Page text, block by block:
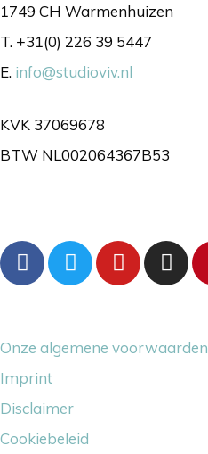
1749 CH Warmenhuizen
T. +31(0) 226 39 5447
E. info@studioviv.nl
KVK 37069678
BTW NL002064367B53
Onze algemene voorwaarden
Imprint
Disclaimer
Cookiebeleid